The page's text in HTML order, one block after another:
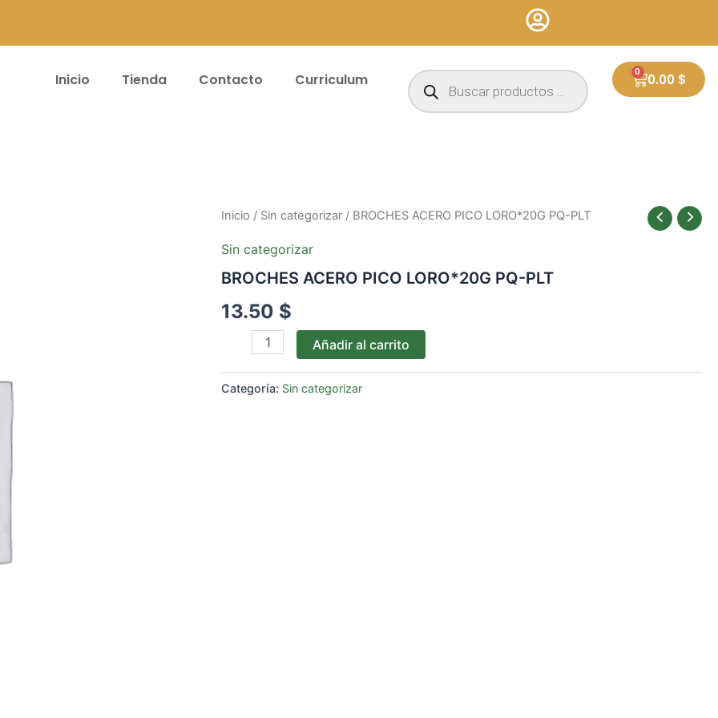
Inicio Tienda Contacto Curriculum
Búsqueda
de
productos
0.00 $
0
Cart
Inicio / Sin categorizar / BROCHES ACERO PICO LORO*20G PQ-PLT
Sin categorizar
BROCHES ACERO PICO LORO*20G PQ-PLT
13.50 $
BROCHES
PICO
LORO*20G
PQ-
cantidad
Añadir al carrito
Categoría: Sin categorizar